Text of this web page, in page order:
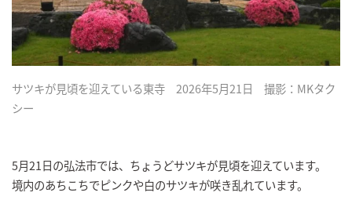
サツキが見頃を迎えている東寺 2026年5月21日 撮影：MKタク
シー
5月21日の弘法市では、ちょうどサツキが見頃を迎えています。
境内のあちこちでピンクや白のサツキが咲き乱れています。